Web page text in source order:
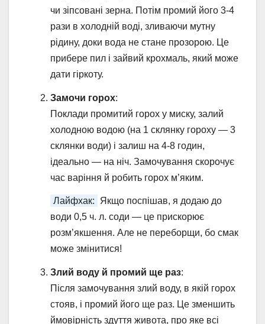
чи зіпсовані зерна. Потім промий його 3-4
рази в холодній воді, зливаючи мутну
рідину, доки вода не стане прозорою. Це
прибере пил і зайвий крохмаль, який може
дати гіркоту.
Замочи горох:
Поклади промитий горох у миску, залий
холодною водою (на 1 склянку гороху — 3
склянки води) і залиш на 4-8 годин,
ідеально — на ніч. Замочування скорочує
час варіння й робить горох м’яким.
Лайфхак:
Якщо поспішав, я додаю до
води 0,5 ч. л. соди — це прискорює
розм’якшення. Але не переборщи, бо смак
може змінитися!
Злий воду й промий ще раз:
Після замочування злий воду, в якій горох
стояв, і промий його ще раз. Це зменшить
ймовірність здуття живота, про яке всі